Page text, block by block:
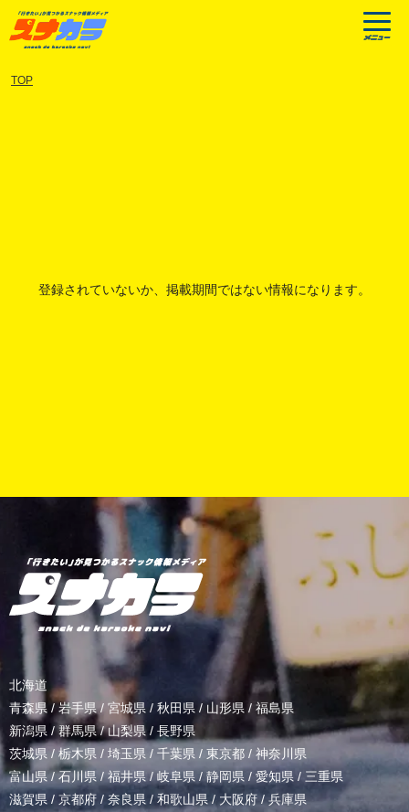
TOP
登録されていないか、掲載期間ではない情報になります。
北海道
青森県 /岩手県/ 宮城県 / 秋田県 / 山形県 / 福島県
新潟県 /群馬県/山梨県 / 長野県
茨城県 / 栃木県 / 埼玉県 / 千葉県 / 東京都 / 神奈川県
富山県 /石川県 / 福井県/岐阜県 / 静岡県 / 愛知県 / 三重県
滋賀県 / 京都府 / 奈良県 / 和歌山県 / 大阪府 /兵庫県